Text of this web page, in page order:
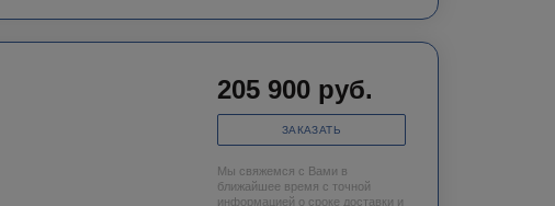
205 900 руб.
ЗАКАЗАТЬ
Мы свяжемся с Вами в
ближайшее время с точной
информацией о сроке доставки и